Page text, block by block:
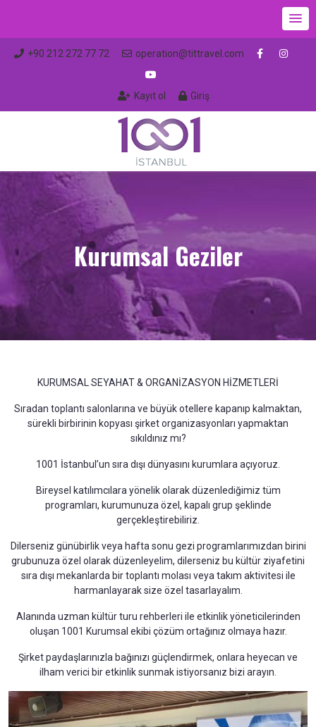
+90 212 272 77 72 operation@tittravel.com
Kayıt ol Giriş
Kurumsal Geziler
KURUMSAL SEYAHAT & ORGANİZASYON HİZMETLERİ
Sıradan toplantı salonlarına ve büyük otellere kapanıp kalmaktan,
sürekli birbirinin kopyası şirket organizasyonları yapmaktan
sıkıldınız mı?
1001 İstanbul’un sıra dışı dünyasını kurumlara açıyoruz.
Bireysel katılımcılara yönelik olarak düzenlediğimiz tüm
programları, kurumunuza özel, kapalı grup şeklinde
gerçekleştirebiliriz.
Dilerseniz günübirlik veya hafta sonu gezi programlarımızdan birini
grubunuza özel olarak düzenleyelim, dilerseniz bu kültür ziyafetini
sıra dışı mekanlarda bir toplantı molası veya takım aktivitesi ile
harmanlayarak size özel tasarlayalım.
Alanında uzman kültür turu rehberleri ile etkinlik yöneticilerinden
oluşan 1001 Kurumsal ekibi çözüm ortağınız olmaya hazır.
Şirket paydaşlarınızla bağınızı güçlendirmek, onlara heyecan ve
ilham verici bir etkinlik sunmak istiyorsanız bizi arayın.